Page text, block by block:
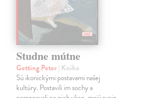
Studne mútne
Getting Peter| Kniha
Sú ikonickými postavami našej
kultúry. Postavili im sochy a